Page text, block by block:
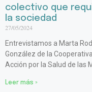
colectivo que
la sociedad
27/05/2024
Entrevistamos a Marta
González de la
Acción por la Salud de las
Leer más »